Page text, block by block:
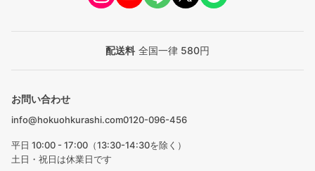
配送料 全国一律 580円
お問い合わせ
info@hokuohkurashi.com0120-096-456
平日 10:00 - 17:00（13:30-14:30を除く）
土日・祝日は休業日です